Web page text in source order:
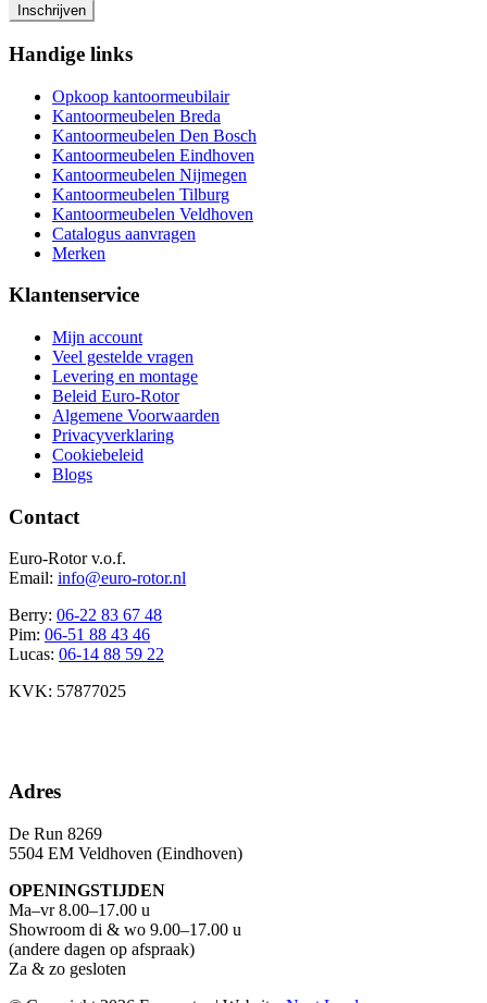
Inschrijven
Handige links
Opkoop kantoormeubilair
Kantoormeubelen Breda
Kantoormeubelen Den Bosch
Kantoormeubelen Eindhoven
Kantoormeubelen Nijmegen
Kantoormeubelen Tilburg
Kantoormeubelen Veldhoven
Catalogus aanvragen
Merken
Klantenservice
Mijn account
Veel gestelde vragen
Levering en montage
Beleid Euro-Rotor
Algemene Voorwaarden
Privacyverklaring
Cookiebeleid
Blogs
Contact
Euro-Rotor v.o.f.
Email: info@euro-rotor.nl
Berry: 06-22 83 67 48
Pim: 06-51 88 43 46
Lucas: 06-14 88 59 22
KVK: 57877025
Adres
De Run 8269
5504 EM Veldhoven (Eindhoven)
OPENINGSTIJDEN
Ma–vr 8.00–17.00 u
Showroom di & wo 9.00–17.00 u
(andere dagen op afspraak)
Za & zo gesloten